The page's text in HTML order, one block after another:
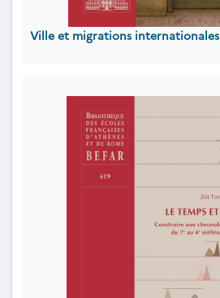
Ville et migrations internationales